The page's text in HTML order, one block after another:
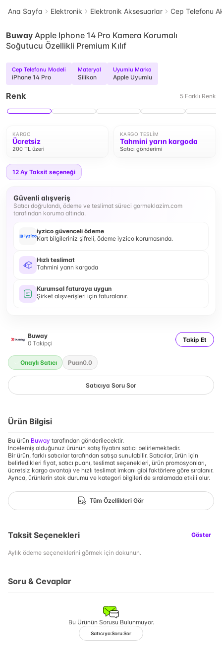
Ana Sayfa Elektronik Elektronik Aksesuarlar Cep Telefonu
Buway Apple Iphone 14 Pro Kamera Korumalı
Soğutucu Özellikli Premium Kılıf
Cep Telefonu Modeli
iPhone 14 Pro
Materyal
Silikon
Uyumlu Marka
Apple Uyumlu
Renk 5 Farklı Renk
KARGO
Ücretsiz
200 TL üzeri
KARGO TESLIM
Tahmini yarın kargoda
Satıcı gönderimi
12 Ay Taksit seçeneği
Güvenli alışveriş
Satıcı doğrulandı, ödeme ve teslimat süreci gormeklazim.com
tarafından koruma altında.
iyzico güvenceli ödeme
Kart bilgileriniz şifreli, ödeme iyzico korumasında.
Hızlı teslimat
Tahmini yarın kargoda
Kurumsal faturaya uygun
Şirket alışverişleri için faturalanır.
Buway
0 Takipçi Takip Et
Onaylı Satıcı Puan0.0
Satıcıya Soru Sor
Ürün Bilgisi
Bu ürün Buway tarafından gönderilecektir.
İncelemiş olduğunuz ürünün satış fiyatını satıcı belirlemektedir.
Bir ürün, farklı satıcılar tarafından satışa sunulabilir. Satıcılar, ürün için
belirledikleri fiyat, satıcı puanı, teslimat seçenekleri, ürün promosyonları,
ücretsiz kargo avantajı ve hızlı teslimat imkanı gibi faktörlere göre sıralanır.
Ayrıca, ürünlerin stok durumu ve kategori bilgileri de sıralamada etkili olur.
Tüm Özellikleri Gör
Taksit Seçenekleri Göster
Aylık ödeme seçeneklerini görmek için dokunun.
Soru & Cevaplar
Bu Ürünün Sorusu Bulunmuyor.
Satıcıya Soru Sor